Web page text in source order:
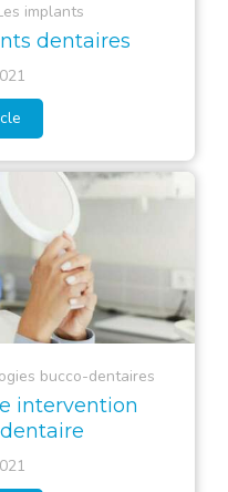
implants
dentaires
bucco-dentaires
intervention